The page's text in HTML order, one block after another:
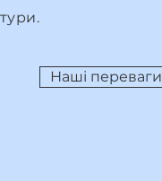
Наші переваги